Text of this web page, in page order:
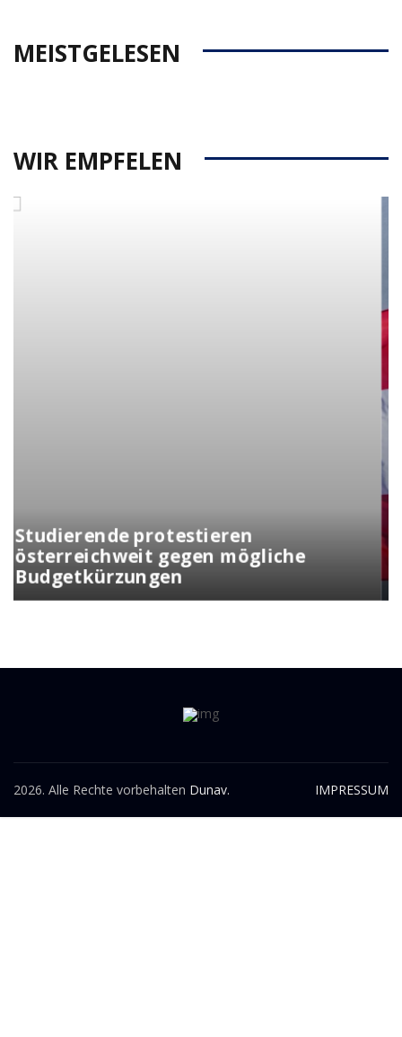
MEISTGELESEN
WIR EMPFELEN
Kunasek fordert strengere Regeln
für die Verleihung der
Staatsbürgerschaft
2026. Alle Rechte vorbehalten Dunav. IMPRESSUM